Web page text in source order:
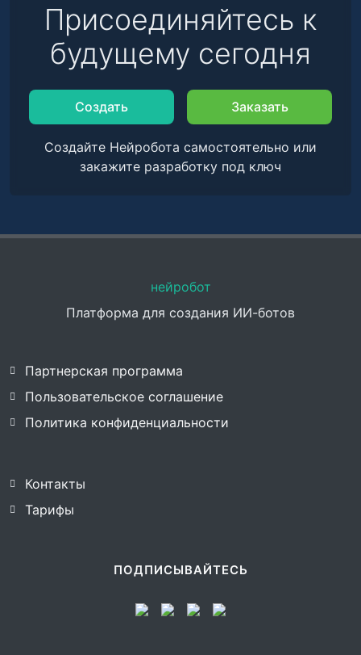
Присоединяйтесь к
будущему сегодня
Создать Заказать
Создайте Нейробота самостоятельно или
закажите разработку под ключ
нейробот
Платформа для создания ИИ-ботов
Партнерская программа
Пользовательское соглашение
Политика конфиденциальности
Контакты
Тарифы
ПОДПИСЫВАЙТЕСЬ